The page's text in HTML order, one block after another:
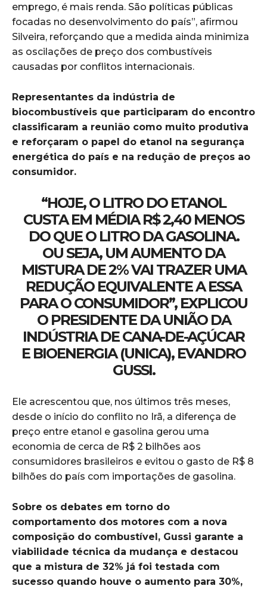
emprego, é mais renda. São políticas públicas
focadas no desenvolvimento do país”, afirmou
Silveira, reforçando que a medida ainda minimiza
as oscilações de preço dos combustíveis
causadas por conflitos internacionais.
Representantes da indústria de
biocombustíveis que participaram do encontro
classificaram a reunião como muito produtiva
e reforçaram o papel do etanol na segurança
energética do país e na redução de preços ao
consumidor.
“HOJE, O LITRO DO ETANOL
CUSTA EM MÉDIA R$ 2,40 MENOS
DO QUE O LITRO DA GASOLINA.
OU SEJA, UM AUMENTO DA
MISTURA DE 2% VAI TRAZER UMA
REDUÇÃO EQUIVALENTE A ESSA
PARA O CONSUMIDOR”, EXPLICOU
O PRESIDENTE DA UNIÃO DA
INDÚSTRIA DE CANA-DE-AÇÚCAR
E BIOENERGIA (UNICA), EVANDRO
GUSSI.
Ele acrescentou que, nos últimos três meses,
desde o início do conflito no Irã, a diferença de
preço entre etanol e gasolina gerou uma
economia de cerca de R$ 2 bilhões aos
consumidores brasileiros e evitou o gasto de R$ 8
bilhões do país com importações de gasolina.
Sobre os debates em torno do
comportamento dos motores com a nova
composição do combustível, Gussi garante a
viabilidade técnica da mudança e destacou
que a mistura de 32% já foi testada com
sucesso quando houve o aumento para 30%,